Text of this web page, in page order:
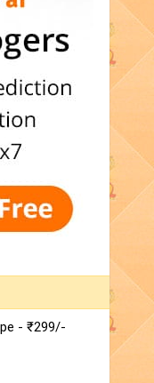
- ₹299/-